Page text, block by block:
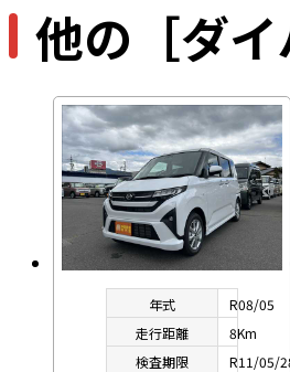
他の［ダ
年式
R08/05
走行距離
8Km
検査期限
R11/05/